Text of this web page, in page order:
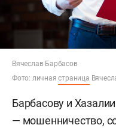
Вячеслав Барбасов
Фото: личнаястраница
Барбасову и
— мошенничество,